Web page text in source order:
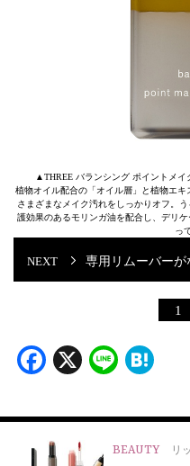
▲THREE バランシング ポイントメイ
植物オイル配合の「オイル層」と植物エキ
さまざまなメイク汚れをしっかりオフ。
護効果のあるモリンガ油を配合し、デリ
っ
専用リムーバー
1
Facebook
X Line
BEAUTY リ